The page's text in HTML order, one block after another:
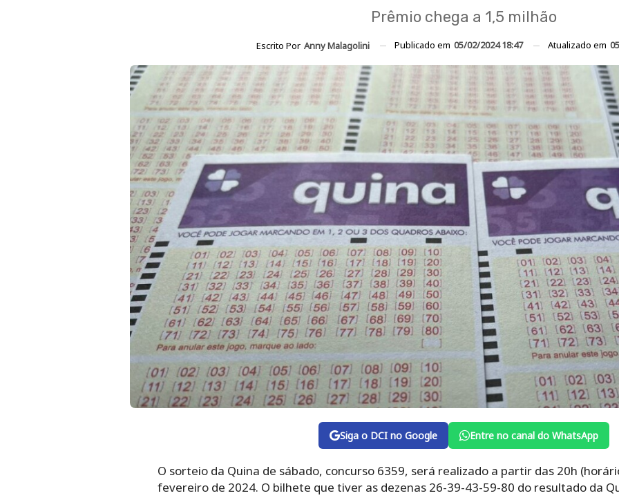
Prêmio chega a 1,5 milhão
Escrito Por Anny Malagolini Publicado em 05/02/2024 18:47 Atualizado em
Siga o DCI no Google Entre no canal do WhatsApp
O sorteio da Quina de sábado, concurso 6359, será realizado a partir das 20h
fevereiro de 2024. O bilhete que tiver as dezenas 26-39-43-59-80 do resultado da